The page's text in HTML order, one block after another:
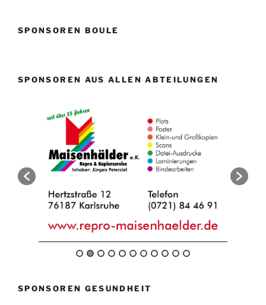
SPONSOREN BOULE
SPONSOREN AUS ALLEN ABTEILUNGEN
SPONSOREN GESUNDHEIT